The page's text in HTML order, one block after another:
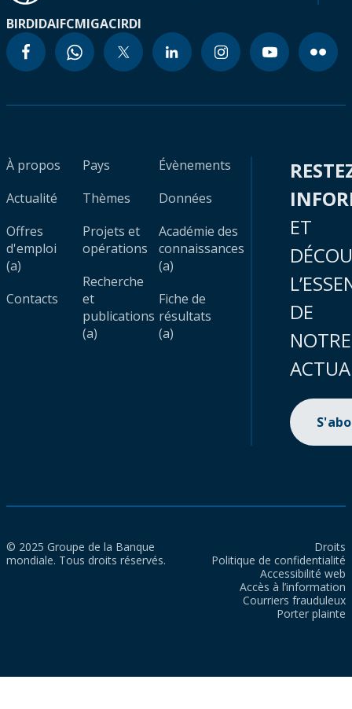
BIRDIDAIFCMIGACIRDI
À propos
Actualité
Offres
d'emploi
(a)
Contacts
Pays
Thèmes
Projets et
opérations
Recherche
et
publications
(a)
Évènements
Données
Académie des
connaissances
(a)
Fiche de
résultats
(a)
ET
DE
NOTRE
© 2025 Groupe de la Banque
mondiale. Tous droits réservés.
Droits
Politique de confidentialité
Accessibilité web
Accès à l’information
Courriers frauduleux
Porter plainte